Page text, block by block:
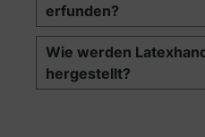
erfunden?
Wie werden
hergestellt?